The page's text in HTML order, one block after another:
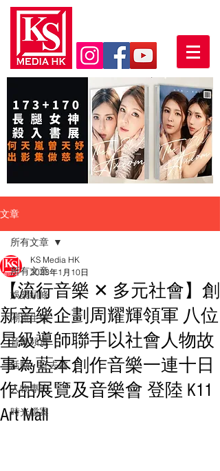
文章
所有文章
娛樂頭條
潮流生活
音樂頻道
活動・好去處
人物專訪
時光檔案
所有文章
【流行音樂 ✕ 多元社會】創
新音樂企劃周耀輝領軍 八位
星級導師聯手以社會人物故
事為藍本創作音樂一連十日
作品展覽及音樂會 登陸 K11
Art Mall
KS Media HK
2023年1月10日